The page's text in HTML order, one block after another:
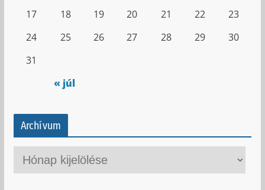
« júl
17
18 19 20 21 22
23
24
25 26 27 28 29
30
31
Archívum
r